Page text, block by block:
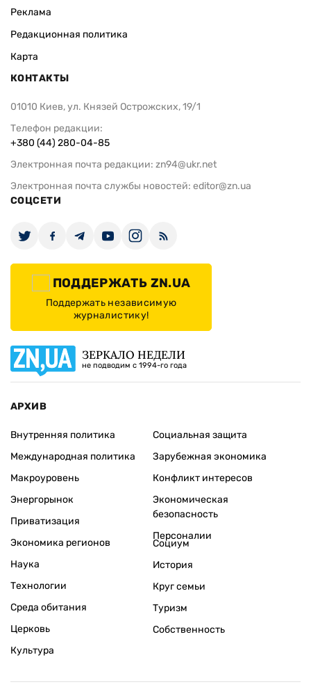
Реклама
Редакционная политика
Карта
КОНТАКТЫ
01010 Киев, ул. Князей Острожских, 19/1
Телефон редакции:
+380 (44) 280-04-85
Электронная почта редакции: zn94@ukr.net
Электронная почта службы новостей: editor@zn.ua
СОЦСЕТИ
ПОДДЕРЖАТЬ ZN.UA
Поддержать независимую
журналистику!
ЗЕРКАЛО НЕДЕЛИ
не подводим с 1994-го года
АРХИВ
Внутренняя политика
Международная политика
Макроуровень
Энергорынок
Приватизация
Экономика регионов
Социальная защита
Зарубежная экономика
Конфликт интересов
Экономическая
безопасность
Персоналии
Наука
Технологии
Среда обитания
Церковь
Культура
Социум
История
Круг семьи
Туризм
Собственность